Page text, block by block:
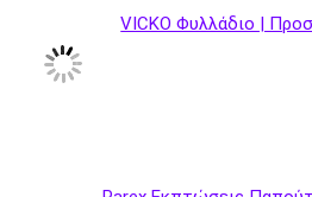
VICKO Φυλλάδιο |